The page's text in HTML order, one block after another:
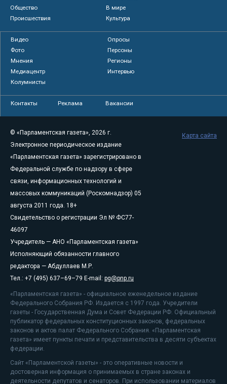
Общество
В мире
Происшествия
Культура
Видео
Опросы
Фото
Персоны
Мнения
Регионы
Медиацентр
Интервью
Колумнисты
Контакты Реклама Вакансии
© «Парламентская газета», 2026 г.
Электронное периодическое издание
«Парламентская газета» зарегистрировано в
Федеральной службе по надзору в сфере
связи, информационных технологий и
массовых коммуникаций (Роскомнадзор) 05
августа 2011 года. 18+
Свидетельство о регистрации Эл № ФС77-
46097
Учредитель — АНО «Парламентская газета»
Исполняющий обязанности главного
редактора — Абдуллаев М.Р.
Тел.: +7 (495) 637–69–79 E-mail: pg@pnp.ru
«Парламентская газета» - официальное еженедельное издание
Федерального Собрания РФ. Издается с 1997 года. Учредители
газеты - Государственная Дума и Совет Федерации РФ. Официальный
публикатор федеральных конституционных законов, федеральных
законов и актов палат Федерального Собрания. «Парламентская
газета» имеет пункты печати и представительства в десяти субъектах
федерации.
Сайт «Парламентской газеты» - это оперативные новости и
достоверная информация о принимаемых в стране законах и
деятельности депутатов и сенаторов. При использовании материалов
Карта сайта